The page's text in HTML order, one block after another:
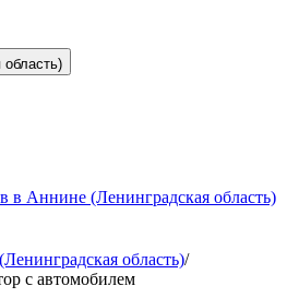
область)
в Аннине (Ленинградская область)
область)/
с автомобилем